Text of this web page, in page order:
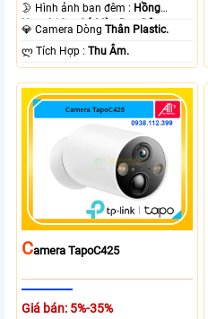
🌛 Hình ảnh ban đêm : Hồng
Ngoại 10m Có Màu Ban Ðêm.
💎 Camera DòngThân Plastic.
️ლ Tích Hợp :Thu Âm.
CAmera TapoC425
Giá bán: 5%-35%